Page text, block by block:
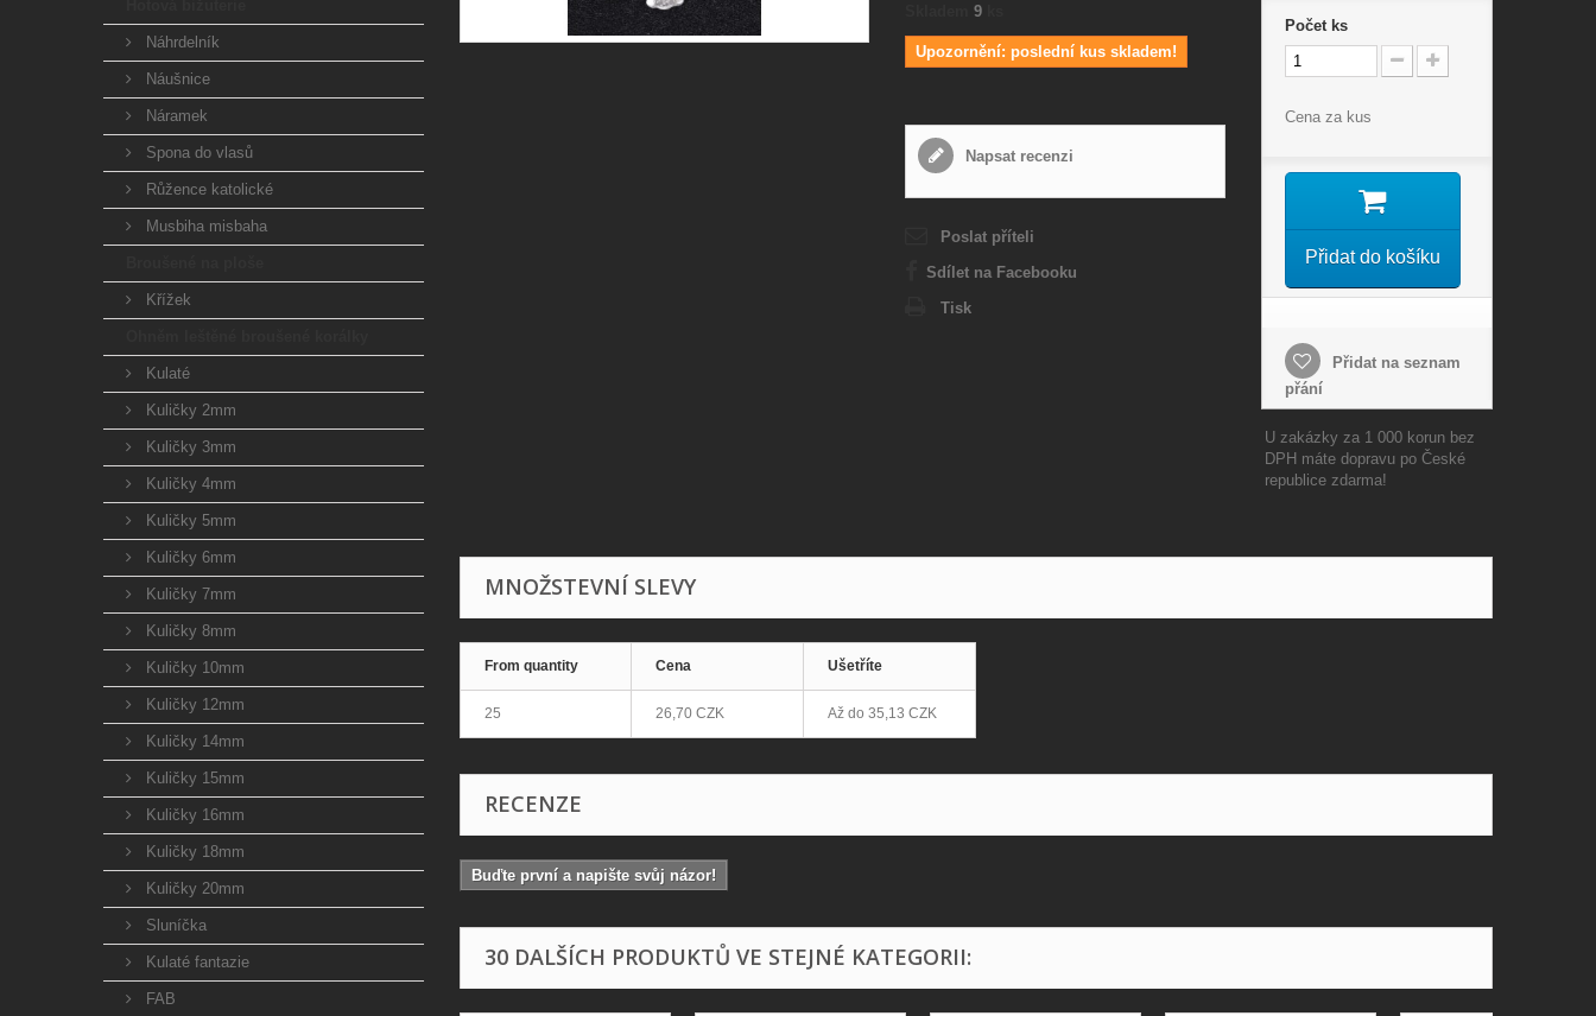
Náhrdelník
Náušnice
Náramek
Spona do vlasů
Růžence katolické
Musbiha misbaha
Křížek
Kulaté
Kuličky 2mm
Kuličky 3mm
Kuličky 4mm
Kuličky 5mm
Kuličky 6mm
Kuličky 7mm
Kuličky 8mm
Kuličky 10mm
Kuličky 12mm
Kuličky 14mm
Kuličky 15mm
Kuličky 16mm
Kuličky 18mm
Kuličky 20mm
Sluníčka
Kulaté fantazie
FAB
9
Upozornění: poslední kus skladem!
Napsat recenzi
Poslat příteli
Sdílet na Facebooku
Tisk
Počet ks
Cena za kus
Přidat do košíku
Přidat na seznam
přání
U zakázky za 1 000 korun bez
DPH máte dopravu po České
republice zdarma!
MNOŽSTEVNÍ SLEVY
From quantity Cena Ušetříte
25 26,70 CZK Až do 35,13 CZK
RECENZE
Buďte první a napište svůj názor!
30 DALŠÍCH PRODUKTŮ VE STEJNÉ KATEGORII: